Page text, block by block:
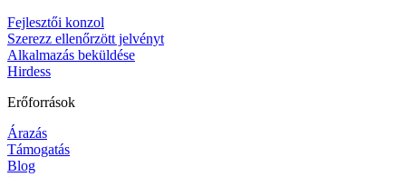
Fejlesztői konzol
Szerezz ellenőrzött jelvényt
Alkalmazás beküldése
Hirdess
Erőforrások
Árazás
Támogatás
Blog